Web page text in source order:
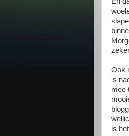
Ook
's
mee
is